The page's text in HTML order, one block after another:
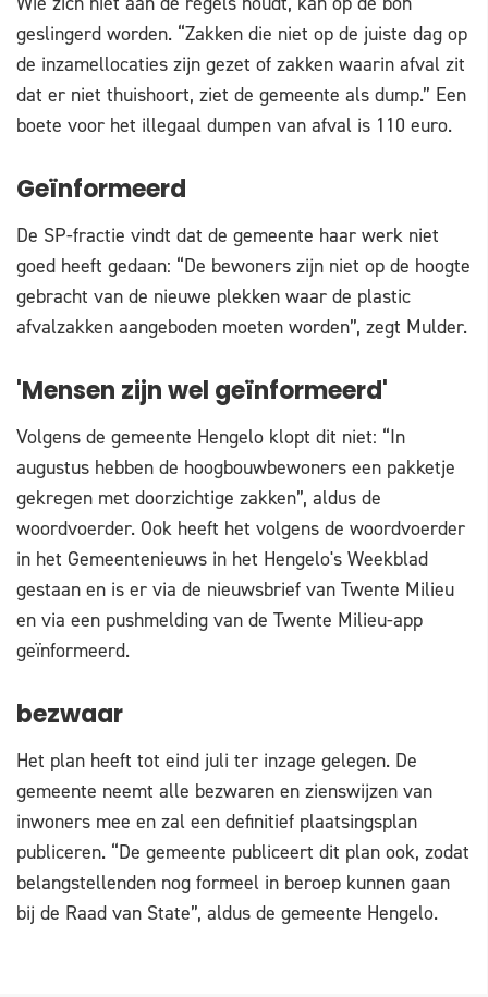
geslingerd worden. “Zakken die niet op de juiste dag op
de inzamellocaties zijn gezet of zakken waarin afval zit
dat er niet thuishoort, ziet de gemeente als dump.” Een
boete voor het illegaal dumpen van afval is 110 euro.
Geïnformeerd
De SP-fractie vindt dat de gemeente haar werk niet
goed heeft gedaan: “De bewoners zijn niet op de hoogte
gebracht van de nieuwe plekken waar de plastic
afvalzakken aangeboden moeten worden”, zegt Mulder.
'Mensen zijn wel geïnformeerd'
Volgens de gemeente Hengelo klopt dit niet: “In
augustus hebben de hoogbouwbewoners een pakketje
gekregen met doorzichtige zakken”, aldus de
woordvoerder. Ook heeft het volgens de woordvoerder
in het Gemeentenieuws in het Hengelo's Weekblad
gestaan en is er via de nieuwsbrief van Twente Milieu
en via een pushmelding van de Twente Milieu-app
geïnformeerd.
bezwaar
Het plan heeft tot eind juli ter inzage gelegen. De
gemeente neemt alle bezwaren en zienswijzen van
inwoners mee en zal een definitief plaatsingsplan
publiceren. “De gemeente publiceert dit plan ook, zodat
belangstellenden nog formeel in beroep kunnen gaan
bij de Raad van State”, aldus de gemeente Hengelo.